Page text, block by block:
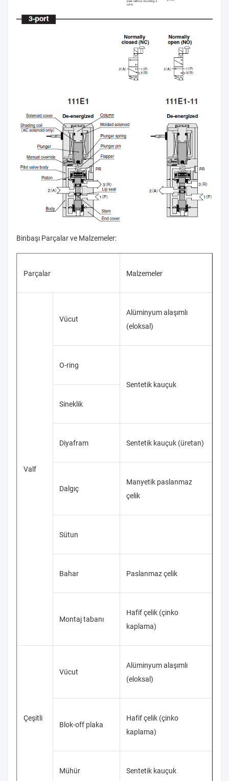
Binbaşı Parçalar ve Malzemeler:
Parçalar Malzemeler
Valf
Vücut
Alüminyum alaşımlı
(eloksal)
O-ring
Sentetik kauçuk
Sineklik
Diyafram Sentetik kauçuk (üretan)
Dalgıç
Manyetik paslanmaz
çelik
Sütun
Bahar Paslanmaz çelik
Montaj tabanı
Hafif çelik (çinko
kaplama)
Çeşitli
Vücut
Alüminyum alaşımlı
(eloksal)
Blok-off plaka
Hafif çelik (çinko
kaplama)
Mühür Sentetik kauçuk